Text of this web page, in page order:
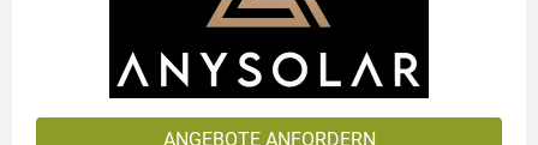
ANGEBOTE ANFORDERN